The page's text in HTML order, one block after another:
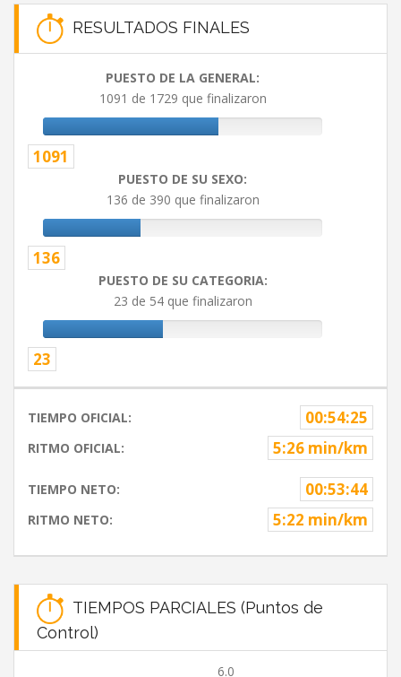
RESULTADOS FINALES
PUESTO DE LA GENERAL:
1091 de 1729 que finalizaron
1091
PUESTO DE SU SEXO:
136 de 390 que finalizaron
136
PUESTO DE SU CATEGORIA:
23 de 54 que finalizaron
23
TIEMPO OFICIAL: 00:54:25
RITMO OFICIAL: 5:26 min/km
TIEMPO NETO: 00:53:44
RITMO NETO: 5:22 min/km
TIEMPOS PARCIALES (Puntos de
Control)
6.0